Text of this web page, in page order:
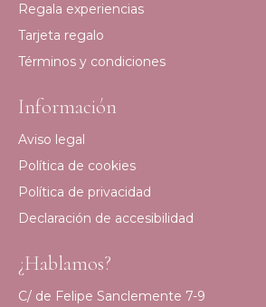
Regala experiencias
Tarjeta regalo
Términos y condiciones
Información
Aviso legal
Política de cookies
Política de privacidad
Declaración de accesibilidad
¿Hablamos?
C/ de Felipe Sanclemente 7-9